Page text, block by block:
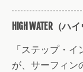
HIGH WATER（ハ
「ステップ・
が、サーフィン